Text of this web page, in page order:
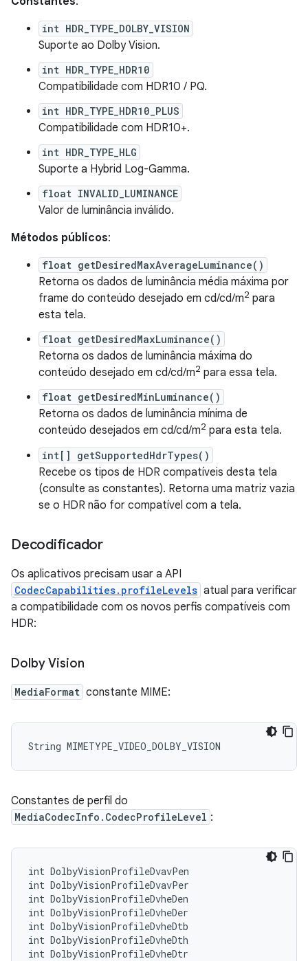
int HDR_TYPE_DOLBY_VISION
Suporte ao Dolby Vision.
int HDR_TYPE_HDR10
Compatibilidade com HDR10 / PQ.
int HDR_TYPE_HDR10_PLUS
Compatibilidade com HDR10+.
int HDR_TYPE_HLG
Suporte a Hybrid Log-Gamma.
float INVALID_LUMINANCE
Valor de luminância inválido.
Métodos públicos:
float getDesiredMaxAverageLuminance()
Retorna os dados de luminância média máxima por
frame do conteúdo desejado em cd/cd/m2 para
esta tela.
float getDesiredMaxLuminance()
Retorna os dados de luminância máxima do
conteúdo desejado em cd/cd/m2 para essa tela.
float getDesiredMinLuminance()
Retorna os dados de luminância mínima de
conteúdo desejados em cd/cd/m2 para esta tela.
int[] getSupportedHdrTypes()
Recebe os tipos de HDR compatíveis desta tela
(consulte as constantes). Retorna uma matriz vazia
se o HDR não for compatível com a tela.
Decodificador
Os aplicativos precisam usar a API
CodecCapabilities.profileLevels atual para verificar
a compatibilidade com os novos perfis compatíveis com
HDR:
Dolby Vision
MediaFormat constante MIME:
Constantes de perfil do
MediaCodecInfo.CodecProfileLevel :
int DolbyVisionProfileDvavPen
int DolbyVisionProfileDvavPer
int DolbyVisionProfileDvheDen
int DolbyVisionProfileDvheDer
int DolbyVisionProfileDvheDtb
int DolbyVisionProfileDvheDth
int DolbyVisionProfileDvheDtr